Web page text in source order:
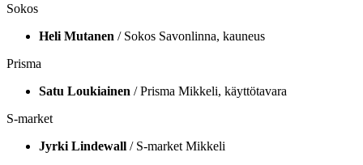
Sokos
Heli Mutanen / Sokos Savonlinna, kauneus
Prisma
Satu Loukiainen / Prisma Mikkeli, käyttötavara
S-market
Jyrki Lindewall / S-market Mikkeli